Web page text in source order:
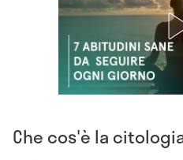
Che cos'è la